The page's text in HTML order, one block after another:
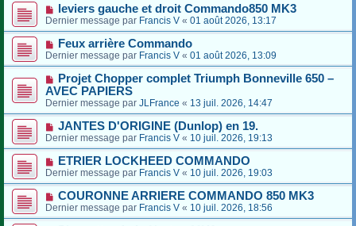
leviers gauche et droit Commando850 MK3
Dernier message par Francis V « 01 août 2026, 13:17
Feux arrière Commando
Dernier message par Francis V « 01 août 2026, 13:09
Projet Chopper complet Triumph Bonneville 650 –
AVEC PAPIERS
Dernier message par JLFrance « 13 juil. 2026, 14:47
JANTES D'ORIGINE (Dunlop) en 19.
Dernier message par Francis V « 10 juil. 2026, 19:13
ETRIER LOCKHEED COMMANDO
Dernier message par Francis V « 10 juil. 2026, 19:03
COURONNE ARRIERE COMMANDO 850 MK3
Dernier message par Francis V « 10 juil. 2026, 18:56